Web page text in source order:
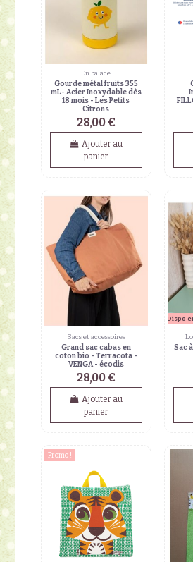
En balade
Gourde métal fruits 355
mL- Acier Inoxydable dès
18 mois - Les Petits
Citrons
28,00 €
Ajouter au
panier
Sacs et accessoires
Grand sac cabas en
coton bio - Terracota -
VENGA - écodis
28,00 €
Ajouter au
panier
Dispo
Sac
Promo !